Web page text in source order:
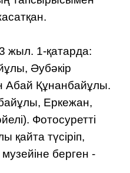
жыл. 1-қатарда:
Әубәкір
Абай Құнанбайұлы.
Еркежан,
Фотосуретті
қайта түсіріп,
берген -